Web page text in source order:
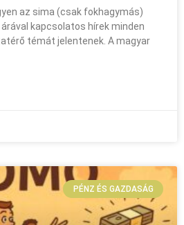
az sima (csak fokhagymás)
kapcsolatos hírek minden
témát jelentenek. A magyar
PÉNZ ÉS GAZDASÁG